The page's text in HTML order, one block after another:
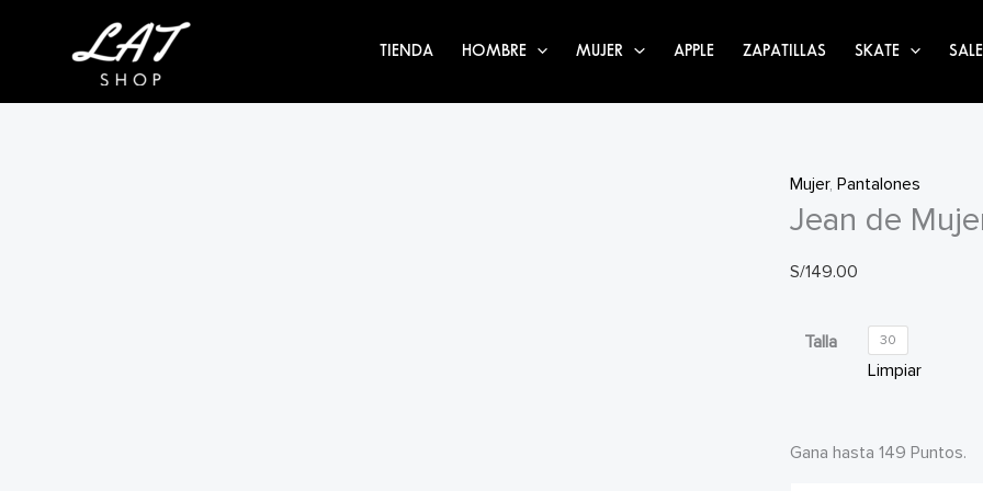
TIENDA HOMBRE MUJER APPLE ZAPATILLAS SKATE SALE
Mujer, Pantalones
Jean de
S/149.00
Talla 30
Limpiar
Gana hasta 149 Puntos.